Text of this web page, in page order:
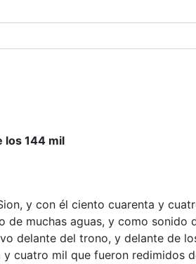
los 144 mil
y con él ciento cuarenta y
de muchas aguas, y como sonido
delante del trono, y delante de
cuatro mil que fueron redimidos